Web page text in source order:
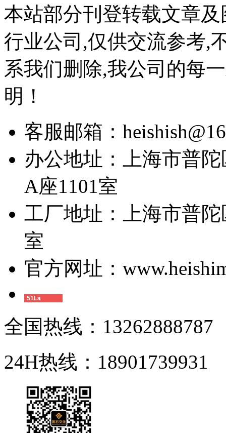
本站部分刊登转载文章
行业公司,仅供交流参考,
系我们删除,我公司的每
明！
客服邮箱：
办公地址：上海市普
A座1101室
工厂地址：上海市普
室
官方网址：
51La
全国热线：13262888787
24H热线：18901739931